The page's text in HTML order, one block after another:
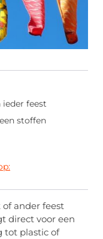
feest
stoffen
ander feest
direct voor een
tot plastic of